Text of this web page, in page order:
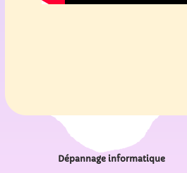
Dépannage informatique